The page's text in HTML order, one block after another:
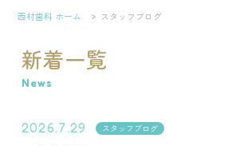
西村歯科 ホーム スタッフブログ
新着一覧
News
2026.7.29 スタッフブログ